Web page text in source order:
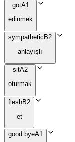
gotA1
edinmek
sympathetic B2
anlayışlı
sitA2
oturmak
fleshB2
et
good byeA1